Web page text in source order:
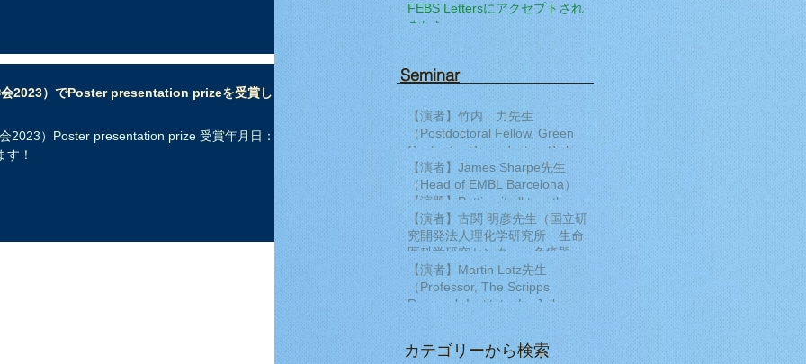
2023）でPoster presentation prizeを受賞しま
2023）Poster presentation prize 受賞年月日：
！
FEBS Lettersにアクセプトされ
ました
Seminar​
【演者】竹内 力先生
（Postdoctoral Fellow, Green
Center for Reproductive Biology
Sciences, University of Texas
Southwestern ）【演題】
Transcription factor regulatory
networks during human cardiac
differentiation
【演者】James Sharpe先生
（Head of EMBL Barcelona）
【演題】Putting it all together:
Building a 4D multiscale model
of limb development
【演者】古関 明彦先生（国立研
究開発法人理化学研究所 生命
医科学研究センター 免疫器官
形成研究チーム チームディレ
クター）【演題】ポリコム群の
発生過程とDNA損傷修復におけ
る作用
【演者】Martin Lotz先生
（Professor, The Scripps
Research Institute, La Jolla,
California）【演題】MULTI-
DIMENSIONAL ANALYSIS OF
THE HUMAN KNEE AS AN
カテゴリーから検索